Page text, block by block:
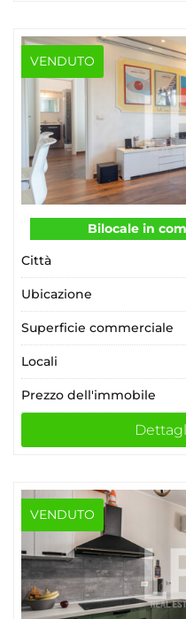
VENDUTO
Bilocale in
Città
Ubicazione
Superficie commerciale
Locali
Prezzo dell'immobile
VENDUTO